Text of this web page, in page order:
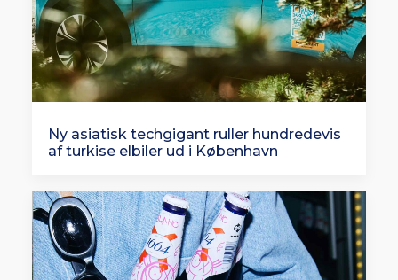
Ny asiatisk techgigant ruller hundredevis
af turkise elbiler ud i København